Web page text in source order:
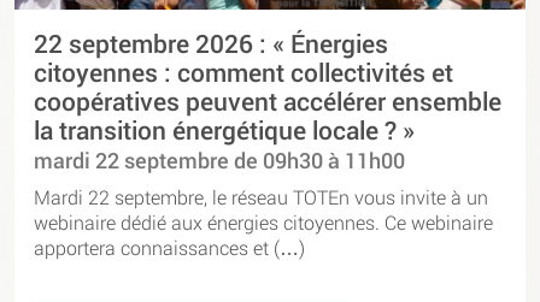
22 septembre 2026 : « Énergies
citoyennes : comment collectivités et
coopératives peuvent accélérer ensemble
la transition énergétique locale ? »
mardi 22 septembre de 09h30 à 11h00
Mardi 22 septembre, le réseau TOTEn vous invite à un
webinaire dédié aux énergies citoyennes. Ce webinaire
apportera connaissances et (…)